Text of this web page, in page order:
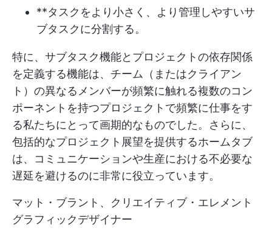
**タスクをより小さく、より管理しやすいサ
ブタスクに分割する。
特に、サブタスク機能とプロジェクトの依存関係
を定義する機能は、チーム（またはクライアン
ト）の異なるメンバーが頻繁に触れる複数のコン
ポーネントを持つプロジェクトで頻繁に仕事をす
る私たちにとって画期的なものでした。さらに、
包括的なプロジェクト展望を提供するホームタブ
は、コミュニケーションや生産における不必要な
遅延を避けるのに非常に役立っています。
マット・ブラント、クリエイティブ・エレメント
グラフィックデザイナー